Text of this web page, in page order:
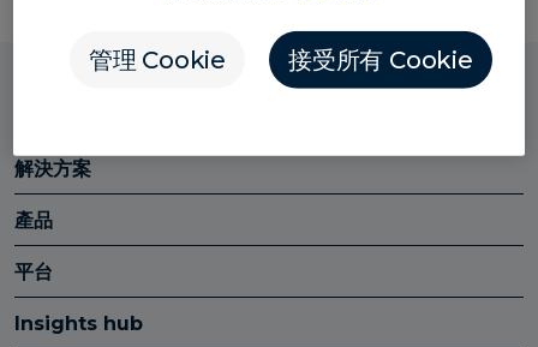
解決方案
產品
平台
Insights hub
管理 Cookie 接受所有 Cookie